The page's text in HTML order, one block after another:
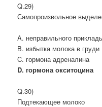
Q.29)
Самопроизвольное
A. неправильного
B. избытка молока в груди
C. гормона адреналина
D. гормона окситоцина
Q.30)
Подтекающее молоко